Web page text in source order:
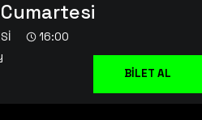
16:00
BİLET AL